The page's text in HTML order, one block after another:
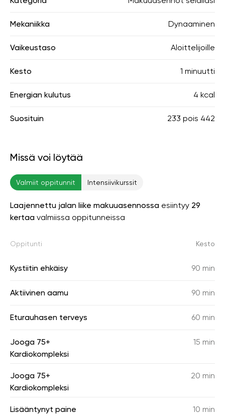
Mekaniikka Dynaaminen
Vaikeustaso Aloittelijoille
Kesto 1 minuutti
Energian kulutus 4 kcal
Suosituin 233 pois 442
Missä voi löytää
Valmiit oppitunnit Intensiivikurssit
Laajennettu jalan liike makuuasennossa esiintyy 29
kertaa valmiissa oppitunneissa
Oppitunti Kesto
Kystiitin ehkäisy 90 min
Aktiivinen aamu 90 min
Eturauhasen terveys 60 min
Jooga 75+
Kardiokompleksi
15 min
Jooga 75+
Kardiokompleksi
20 min
Lisääntynyt paine 10 min